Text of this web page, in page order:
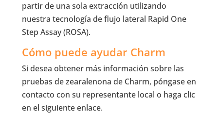
partir de una sola extracción utilizando
nuestra tecnología de flujo lateral Rapid One
Step Assay (ROSA).
Cómo puede ayudar Charm
Si desea obtener más información sobre las
pruebas de zearalenona de Charm, póngase en
contacto con su representante local o haga clic
en el siguiente enlace.